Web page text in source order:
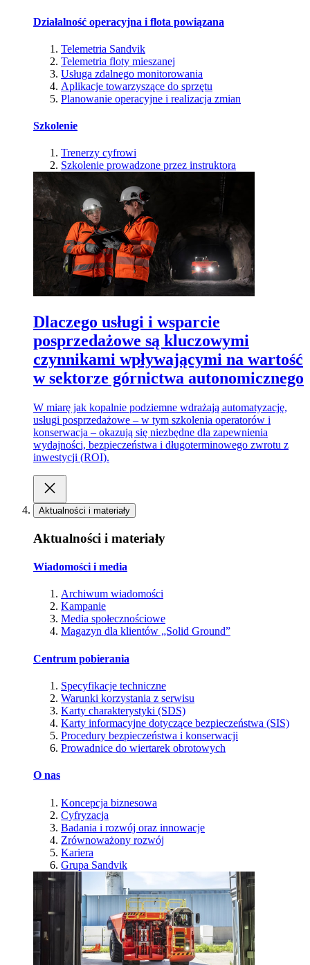
Działalność operacyjna i flota powiązana
Telemetria Sandvik
Telemetria floty mieszanej
Usługa zdalnego monitorowania
Aplikacje towarzyszące do sprzętu
Planowanie operacyjne i realizacja zmian
Szkolenie
Trenerzy cyfrowi
Szkolenie prowadzone przez instruktora
Dlaczego usługi i wsparcie
posprzedażowe są kluczowymi
czynnikami wpływającymi na wartość
w sektorze górnictwa autonomicznego
W miarę jak kopalnie podziemne wdrażają automatyzację,
usługi posprzedażowe – w tym szkolenia operatorów i
konserwacja – okazują się niezbędne dla zapewnienia
wydajności, bezpieczeństwa i długoterminowego zwrotu z
inwestycji (ROI).
Aktualności i materiały
Aktualności i materiały
Wiadomości i media
Archiwum wiadomości
Kampanie
Media społecznościowe
Magazyn dla klientów „Solid Ground”
Centrum pobierania
Specyfikacje techniczne
Warunki korzystania z serwisu
Karty charakterystyki (SDS)
Karty informacyjne dotyczące bezpieczeństwa (SIS)
Procedury bezpieczeństwa i konserwacji
Prowadnice do wiertarek obrotowych
O nas
Koncepcja biznesowa
Cyfryzacja
Badania i rozwój oraz innowacje
Zrównoważony rozwój
Kariera
Grupa Sandvik